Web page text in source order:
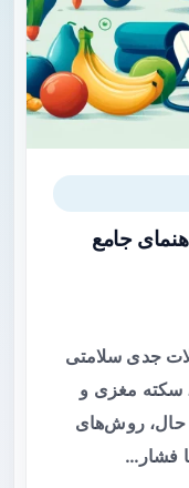
جامع
جدی سلامتی
سکته مغزی و
حال، روش‌های
فشار…